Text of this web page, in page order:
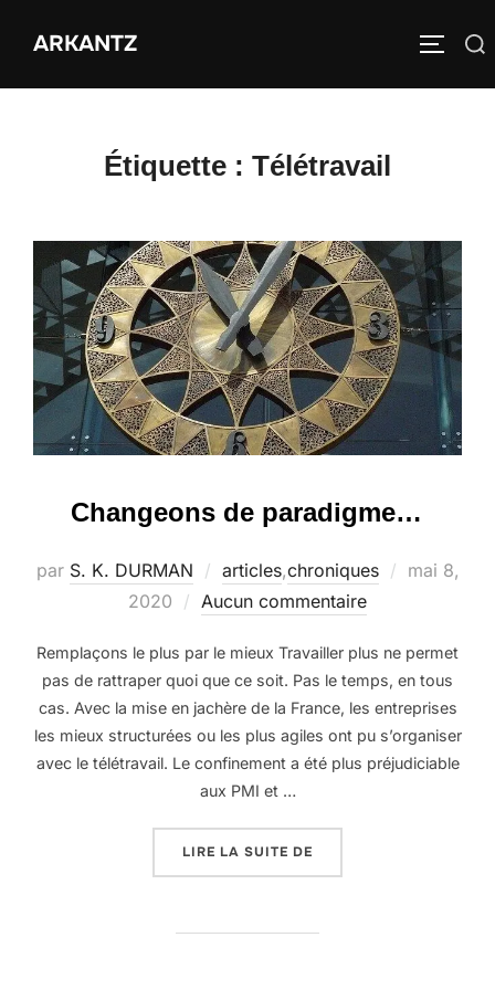
ARKANTZ Rechercher :
Étiquette : Télétravail
Changeons de paradigme…
par S. K. DURMAN articles,chroniques
Publié
mai 8,
2020
Aucun commentaire
Remplaçons le plus par le mieux Travailler plus ne permet
pas de rattraper quoi que ce soit. Pas le temps, en tous
cas. Avec la mise en jachère de la France, les entreprises
les mieux structurées ou les plus agiles ont pu s’organiser
avec le télétravail. Le confinement a été plus préjudiciable
aux PMI et …
LIRE LA SUITE DE